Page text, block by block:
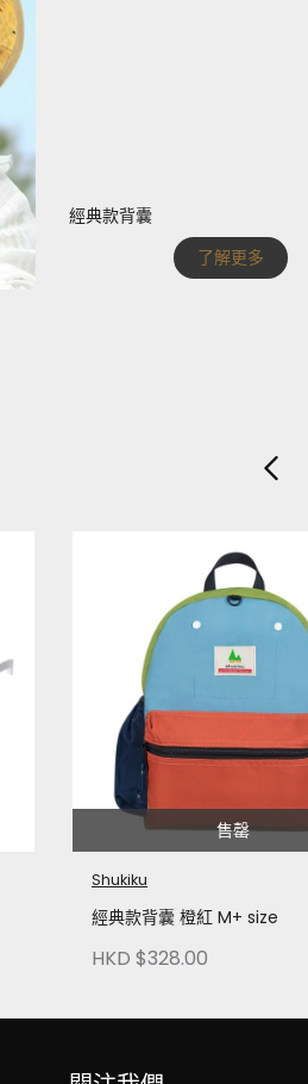
經典款背囊
了解更多
售罄
Shukiku
經典款背囊 橙紅 M+ size
HKD $328.00